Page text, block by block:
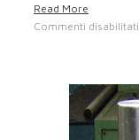
Read More
Commenti disabilitati